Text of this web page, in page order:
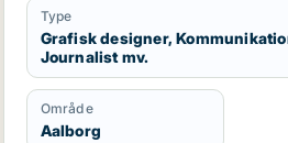
Type
Grafisk designer,
Journalist mv.
Område
Aalborg